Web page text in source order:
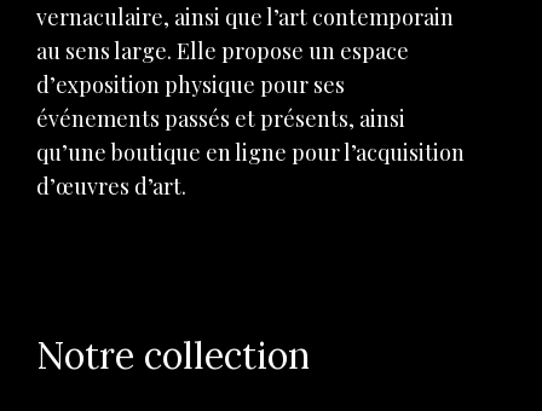
vernaculaire, ainsi que l’art contemporain
au sens large. Elle propose un espace
d’exposition physique pour ses
événements passés et présents, ainsi
qu’une boutique en ligne pour l’acquisition
d’œuvres d’art.
Notre collection